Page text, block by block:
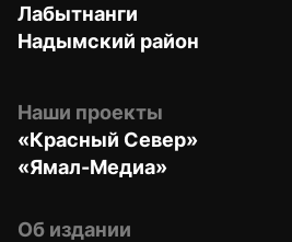
Лабытнанги
Надымский район
Наши проекты
«Красный Север»
«Ямал-Медиа»
Об издании